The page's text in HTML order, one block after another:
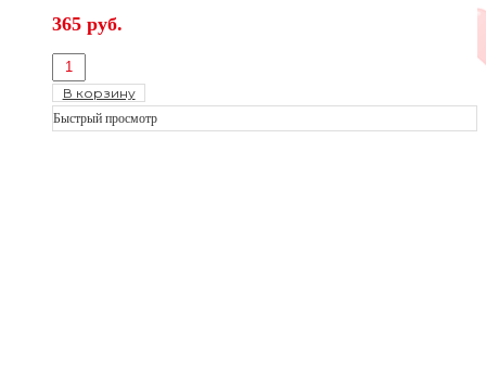
365 руб.
В корзину
Быстрый просмотр